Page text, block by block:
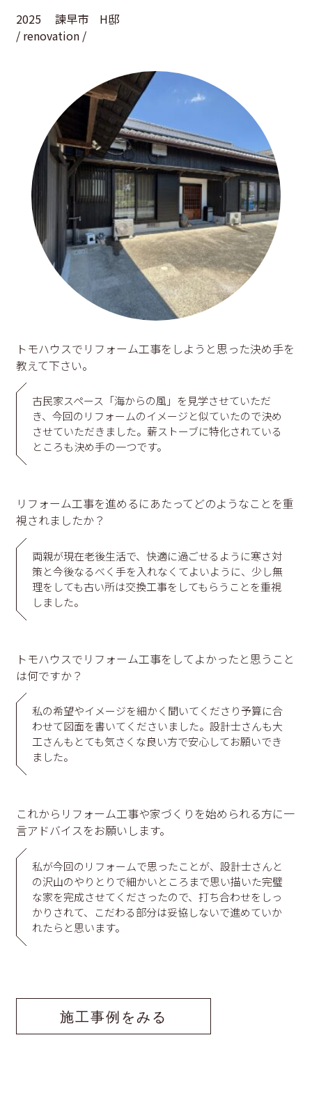
2025
諫早市 H邸
/ renovation /
トモハウスでリフォーム工事をしようと思った決め手を
教えて下さい。
古民家スペース「海からの風」を見学させていただ
き、今回のリフォームのイメージと似ていたので決め
させていただきました。薪ストーブに特化されている
ところも決め手の一つです。
リフォーム工事を進めるにあたってどのようなことを重
視されましたか？
両親が現在老後生活で、快適に過ごせるように寒さ対
策と今後なるべく手を入れなくてよいように、少し無
理をしても古い所は交換工事をしてもらうことを重視
しました。
トモハウスでリフォーム工事をしてよかったと思うこと
は何ですか？
私の希望やイメージを細かく聞いてくださり予算に合
わせて図面を書いてくださいました。設計士さんも大
工さんもとても気さくな良い方で安心してお願いでき
ました。
これからリフォーム工事や家づくりを始められる方に一
言アドバイスをお願いします。
私が今回のリフォームで思ったことが、設計士さんと
の沢山のやりとりで細かいところまで思い描いた完璧
な家を完成させてくださったので、打ち合わせをしっ
かりされて、こだわる部分は妥協しないで進めていか
れたらと思います。
施工事例をみる